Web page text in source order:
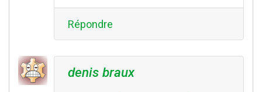
Répondre
denis braux